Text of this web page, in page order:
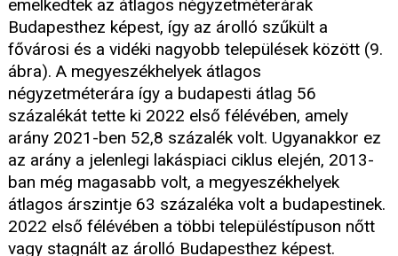
emelkedtek az átlagos négyzetméterárak
Budapesthez képest, így az árolló szűkült a
fővárosi és a vidéki nagyobb települések között (9.
ábra). A megyeszékhelyek átlagos
négyzetméterára így a budapesti átlag 56
százalékát tette ki 2022 első félévében, amely
arány 2021-ben 52,8 százalék volt. Ugyanakkor ez
az arány a jelenlegi lakáspiaci ciklus elején, 2013-
ban még magasabb volt, a megyeszékhelyek
átlagos árszintje 63 százaléka volt a budapestinek.
2022 első félévében a többi településtípuson nőtt
vagy stagnált az árolló Budapesthez képest.